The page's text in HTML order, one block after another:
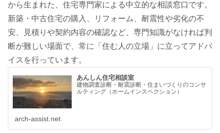
から生まれた、住宅専門家による中立的な相談窓口です。
新築・中古住宅の購入、リフォーム、耐震性や劣化の不
安、見積りや契約内容の確認など、専門知識がなければ判
断が難しい場面で、常に「住む人の立場」に立ってアドバ
イスを行っています。
あんしん住宅相談室
建物調査診断・耐震診断・住まいづくりのコンサ
ルティング（ホームインスペクション）
arch-assist.net